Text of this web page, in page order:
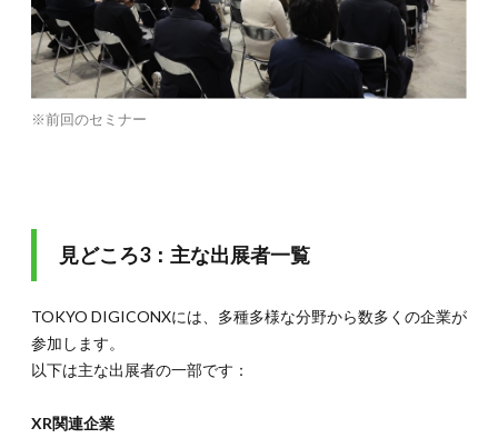
※前回のセミナー
見どころ3：主な出展者一覧
TOKYO DIGICONXには、多種多様な分野から数多くの企業が
参加します。
以下は主な出展者の一部です：
XR関連企業